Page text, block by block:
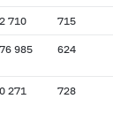
710 715
985 624
271 728